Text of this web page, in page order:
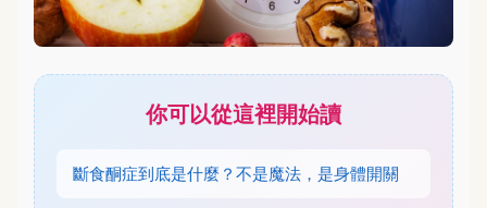
你可以從這裡開始讀
斷食酮症到底是什麼？不是魔法，是身體開關